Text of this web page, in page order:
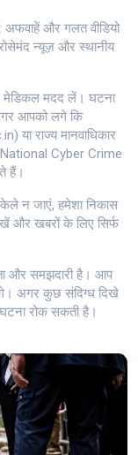
और गलत वीडियो
न्यूज़ और स्थानीय
मेडिकल मदद लें। घटना
आपको लगे कि
या राज्य मानवाधिकार
National Cyber Crime
हैं।
न जाएं, हमेशा निकास
और खबरों के लिए सिर्फ
और समझदारी है। आप
अगर कुछ संदिग्ध दिखे
रोक सकती है।